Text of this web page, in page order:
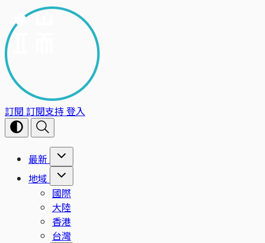
訂閱 訂閱支持登入
最新
地域
國際
大陸
香港
台灣